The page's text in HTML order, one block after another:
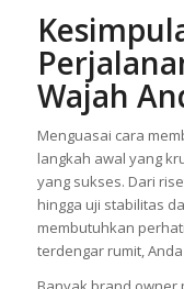
Wajah
Menguasai cara
langkah awal yang
yang sukses. Dari
hingga uji stabilitas
membutuhkan
terdengar rumit,